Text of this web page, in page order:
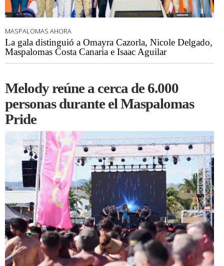
MASPALOMAS AHORA
La gala distinguió a Omayra Cazorla, Nicole Delgado,
Maspalomas Costa Canaria e Isaac Aguilar
Melody reúne a cerca de 6.000
personas durante el Maspalomas
Pride